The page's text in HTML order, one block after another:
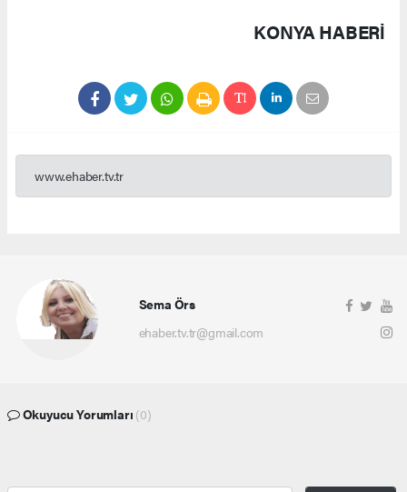
KONYA HABERİ
www.ehaber.tv.tr
Sema Örs
ehaber.tv.tr@gmail.com
Okuyucu Yorumları (0)